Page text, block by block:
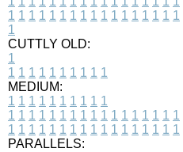
1 1 1 1 1 1 1 1 1 1 1 1 1 1 1 1 1
1
CUTTLY OLD:
1
1 1 1 1 1 1 1 1 1 1
MEDIUM:
1 1 1 1 1 1 1 1 1 1
1 1 1 1 1 1 1 1 1 1 1 1 1 1 1 1 1
1 1 1 1 1 1 1 1 1 1 1 1 1 1 1 1 1
PARALLELS: